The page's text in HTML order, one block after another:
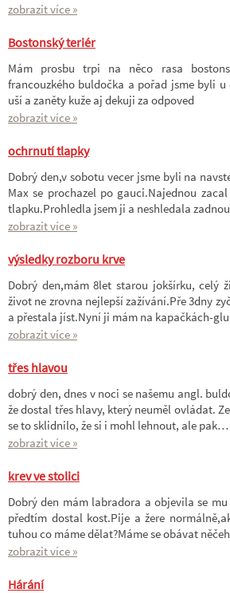
zobrazit více »
Bostonský teriér
Mám prosbu trpi na něco rasa
francouzkého buldočka a pořad jsme byli
uší a zaněty kuže aj dekuji za odpoved
zobrazit více »
ochrnutí tlapky
Dobrý den,v sobotu vecer jsme byli na
Max se prochazel po gauci.Najednou
tlapku.Prohledla jsem ji a neshledala
zobrazit více »
výsledky rozboru krve
Dobrý den,mám 8let starou jokšírku, celý
život ne zrovna nejlepší zažívání.Pře 3dny
a přestala jíst.Nyní ji mám na kapačkách-
zobrazit více »
třes hlavou
dobrý den, dnes v noci se našemu angl.
že dostal třes hlavy, který neuměl ovládat.
se to sklidnilo, že si i mohl lehnout, ale pak…
zobrazit více »
krev ve stolici
Dobrý den mám labradora a objevila se
předtím dostal kost.Pije a žere
tuhou co máme dělat?Máme se obávat
zobrazit více »
Hárání